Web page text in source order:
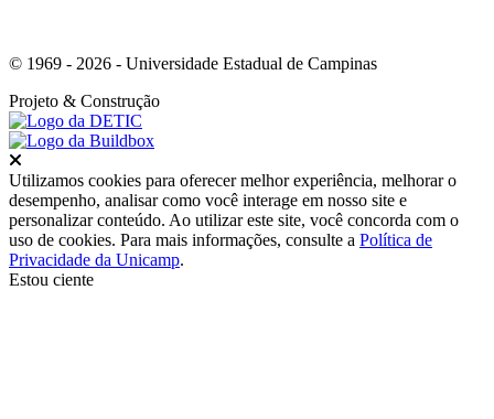
© 1969 - 2026 - Universidade Estadual de Campinas
Projeto & Construção
Utilizamos cookies para oferecer melhor experiência, melhorar o
desempenho, analisar como você interage em nosso site e
personalizar conteúdo. Ao utilizar este site, você concorda com o
uso de cookies. Para mais informações, consulte a Política de
Privacidade da Unicamp.
Estou ciente